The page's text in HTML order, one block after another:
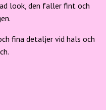
look, den faller fint och
fina detaljer vid hals och